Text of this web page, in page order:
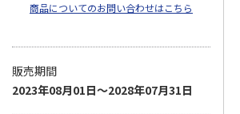
商品についてのお問い合わせはこちら
販売期間
2023年08月01日～2028年07月31日